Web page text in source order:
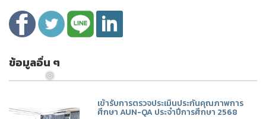
ข้อมูลอื่น ๆ
เข้ารับการตรวจประเมินประกันคุณภาพการ
ศึกษา AUN-QA ประจำปีการศึกษา 2568